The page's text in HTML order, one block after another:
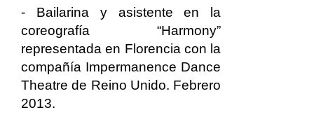
- Bailarina y asistente en la
coreografía “Harmony”
representada en Florencia con la
compañía Impermanence Dance
Theatre de Reino Unido. Febrero
2013.